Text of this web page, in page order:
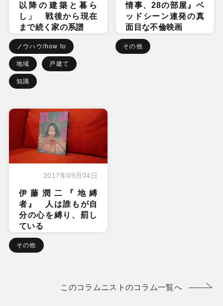
以降の建築と暮ら
し」 戦後から現在
まで続く家の系譜
ノウハウ/how to
地域 戸建て
知識
情事、28の部屋』ベ
ッドシーン連発の真
面目な不倫映画
その他
2017年09月04日
伊藤潤二『地縛
者』 人は誰もが自
分の心を縛り、罰し
ている
その他
このコラムニストのコラム一覧へ